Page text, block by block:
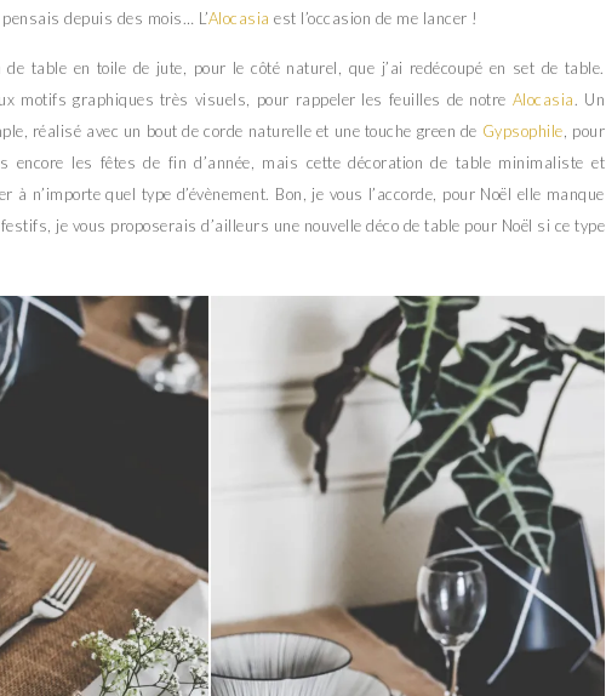
depuis des mois… L’Alocasia est l’occasion de me lancer !
de table en toile de jute, pour le côté naturel, que j’ai redécoupé en set de table.
motifs graphiques très visuels, pour rappeler les feuilles de notre Alocasia. Un
réalisé avec un bout de corde naturelle et une touche green de Gypsophile , pour
encore les fêtes de fin d’année, mais cette décoration de table minimaliste et
à n’importe quel type d’évènement. Bon, je vous l’accorde, pour Noël elle manque
je vous proposerais d’ailleurs une nouvelle déco de table pour Noël si ce type